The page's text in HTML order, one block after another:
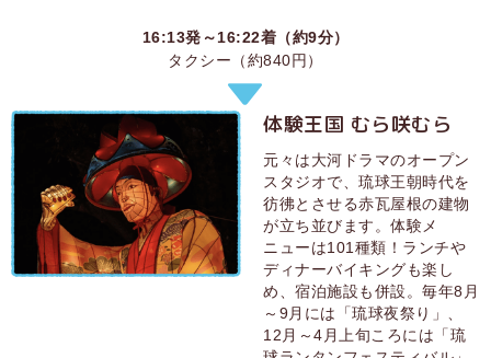
16:13発～16:22着（約9分）
タクシー（約840円）
体験王国 むら咲むら
元々は大河ドラマのオープン
スタジオで、琉球王朝時代を
彷彿とさせる赤瓦屋根の建物
が立ち並びます。体験メ
ニューは101種類！ランチや
ディナーバイキングも楽し
め、宿泊施設も併設。毎年8月
～9月には「琉球夜祭り」、
12月～4月上旬ころには「琉